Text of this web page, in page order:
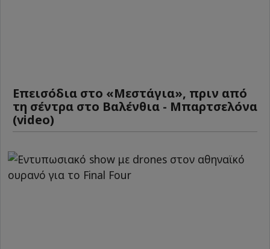
Επεισόδια στο «Μεστάγια», πριν από
τη σέντρα στο Βαλένθια - Μπαρτσελόνα
(video)